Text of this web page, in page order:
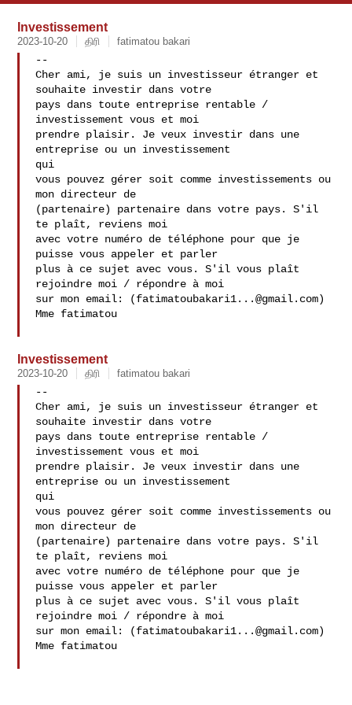
Investissement
2023-10-20 திரி fatimatou bakari
--
Cher ami, je suis un investisseur étranger et
souhaite investir dans votre
pays dans toute entreprise rentable /
investissement vous et moi
prendre plaisir. Je veux investir dans une
entreprise ou un investissement
qui
vous pouvez gérer soit comme investissements ou
mon directeur de
(partenaire) partenaire dans votre pays. S'il
te plaît, reviens moi
avec votre numéro de téléphone pour que je
puisse vous appeler et parler
plus à ce sujet avec vous. S'il vous plaît
rejoindre moi / répondre à moi
sur mon email: (fatimatoubakari1...@gmail.com)
Mme fatimatou
Investissement
2023-10-20 திரி fatimatou bakari
--
Cher ami, je suis un investisseur étranger et
souhaite investir dans votre
pays dans toute entreprise rentable /
investissement vous et moi
prendre plaisir. Je veux investir dans une
entreprise ou un investissement
qui
vous pouvez gérer soit comme investissements ou
mon directeur de
(partenaire) partenaire dans votre pays. S'il
te plaît, reviens moi
avec votre numéro de téléphone pour que je
puisse vous appeler et parler
plus à ce sujet avec vous. S'il vous plaît
rejoindre moi / répondre à moi
sur mon email: (fatimatoubakari1...@gmail.com)
Mme fatimatou